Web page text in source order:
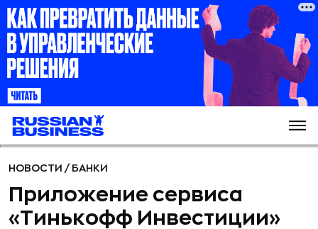
НОВОСТИ / БАНКИ
Приложение сервиса
«Тинькофф Инвестиции»